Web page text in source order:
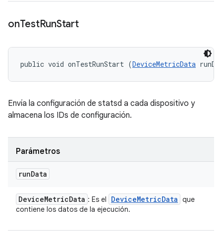
onTestRunStart
public void onTestRunStart (DeviceMetricData
Envía la configuración de statsd a cada dispositivo y
almacena los IDs de configuración.
Parámetros
runData
DeviceMetricData : Es el DeviceMetricData que
contiene los datos de la ejecución.